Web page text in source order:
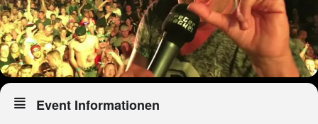
Event Informationen